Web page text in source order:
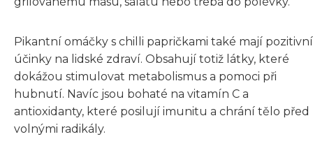
Pikantní omáčky s chilli papričkami také mají pozitivní
účinky na lidské zdraví. Obsahují totiž látky, které
dokážou stimulovat metabolismus a pomoci při
hubnutí. Navíc jsou bohaté na vitamín C a
antioxidanty, které posilují imunitu a chrání tělo před
volnými radikály.